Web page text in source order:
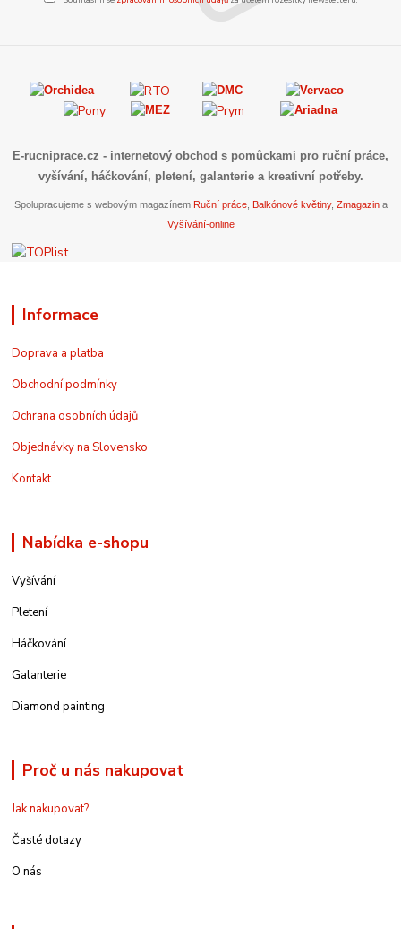
E-rucniprace.cz - internetový obchod s pomůckami pro ruční práce,
vyšívání, háčkování, pletení, galanterie a kreativní potřeby.
Spolupracujeme s webovým magazínem Ruční práce, Balkónové květiny, Zmagazina
Vyšívání-online
Informace
Doprava a platba
Obchodní podmínky
Ochrana osobních údajů
Objednávky na Slovensko
Kontakt
Nabídka e-shopu
Vyšívání
Pletení
Háčkování
Galanterie
Diamond painting
Proč u nás nakupovat
Jak nakupovat?
Časté dotazy
O nás